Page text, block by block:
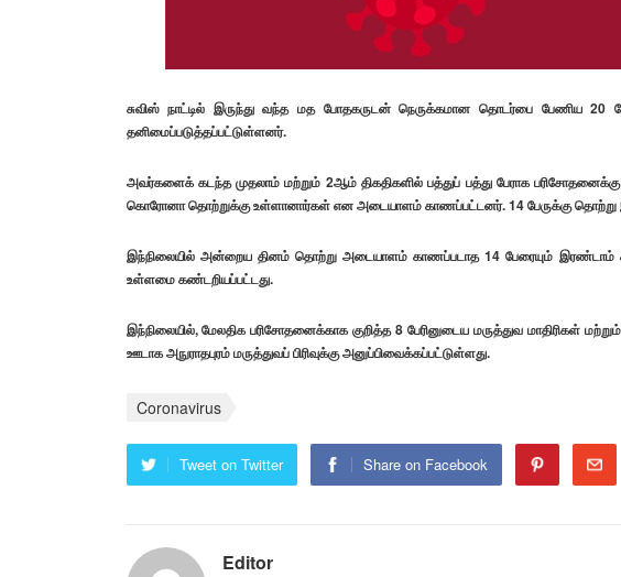
சுவிஸ் நாட்டில் இருந்து வந்த மத போதகருடன் நெருக்கமான தொடர்பை பேணிய 20
தனிமைப்படுத்தப்பட்டுள்ளனர்.
அவர்களைக் கடந்த முதலாம் மற்றும் 2ஆம் திகதிகளில் பத்துப் பத்து பேராக
கொரோனா தொற்றுக்கு உள்ளானார்கள் என அடையாளம் காணப்பட்டனர். 14 பேருக்கு
இந்நிலையில் அன்றைய தினம் தொற்று அடையாளம் காணப்படாத 14 பேரையும் இரண்டாம்
உள்ளமை கண்டறியப்பட்டது.
இந்நிலையில், மேலதிக பரிசோதனைக்காக குறித்த 8 பேரினுடைய மருத்துவ
ஊடாக அநுராதபுரம் மருத்துவப் பிரிவுக்கு அனுப்பிவைக்கப்பட்டுள்ளது.
Coronavirus
Tweet on Twitter Share on Facebook
Editor